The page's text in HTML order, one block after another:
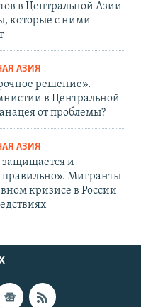
в Центральной Азии
которые с ними
АЗИЯ
решение».
в Центральной
от проблемы?
АЗИЯ
и
правильно». Мигранты
кризисе в России